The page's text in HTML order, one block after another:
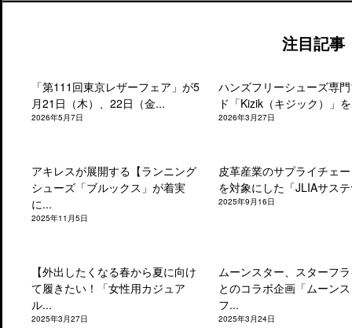
注目記事
「第111回東京レザーフェア」が5
月21日（木）、22日（金...
2026年5月7日
ハンズフリーシューズ専
ド「Kizik（キジック）」
2026年3月27日
アキレスが展開する【ランニング
シューズ「ブルックス」が着実
に...
2025年11月5日
皮革産業のサプライチェ
を対象にした「JLIAサス
2025年9月16日
【外出したくなる春から夏に向け
て履きたい！「女性用カジュア
ル...
2025年3月27日
ムーンスター、スターフ
とのコラボ企画「ムーン
フ...
2025年3月24日